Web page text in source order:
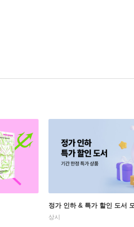
정가 인하 & 특가 할인 도서
상시